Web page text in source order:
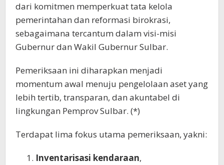
dari komitmen memperkuat tata kelola
pemerintahan dan reformasi birokrasi,
sebagaimana tercantum dalam visi-misi
Gubernur dan Wakil Gubernur Sulbar.
Pemeriksaan ini diharapkan menjadi
momentum awal menuju pengelolaan aset yang
lebih tertib, transparan, dan akuntabel di
lingkungan Pemprov Sulbar. (*)
Terdapat lima fokus utama pemeriksaan, yakni:
Inventarisasi kendaraan,